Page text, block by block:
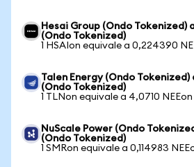
Hesai Group (Ondo Tokenized)
(Ondo Tokenized)
1 HSAIon equivale a 0,224390
Talen Energy (Ondo Tokenized)
(Ondo Tokenized)
1 TLNon equivale a 4,0710 NEEon
NuScale Power (Ondo
(Ondo Tokenized)
1 SMRon equivale a 0,114983